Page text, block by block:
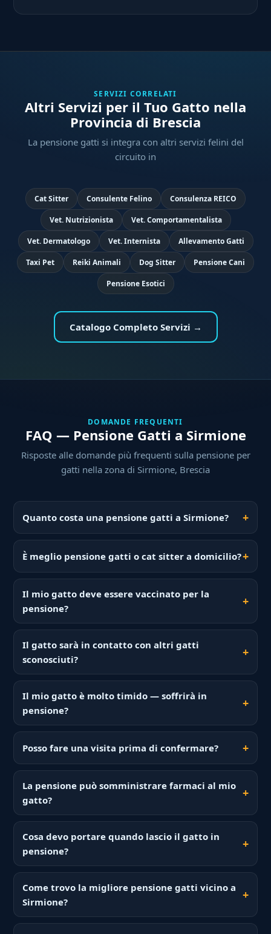
SERVIZI CORRELATI
Altri Servizi per il Tuo Gatto nella
Provincia di Brescia
La pensione gatti si integra con altri servizi felini del
circuito in
Cat Sitter Consulente Felino Consulenza REICO
Vet. Nutrizionista Vet. Comportamentalista
Vet. Dermatologo Vet. Internista Allevamento Gatti
Taxi Pet Reiki Animali Dog Sitter Pensione Cani
Pensione Esotici
Catalogo Completo Servizi →
DOMANDE FREQUENTI
FAQ — Pensione Gatti a Sirmione
Risposte alle domande più frequenti sulla pensione per
gatti nella zona di Sirmione, Brescia
Quanto costa una pensione gatti a Sirmione?
È meglio pensione gatti o cat sitter a domicilio?
Il mio gatto deve essere vaccinato per la
pensione?
Il gatto sarà in contatto con altri gatti
sconosciuti?
Il mio gatto è molto timido — soffrirà in
pensione?
Posso fare una visita prima di confermare?
La pensione può somministrare farmaci al mio
gatto?
Cosa devo portare quando lascio il gatto in
pensione?
Come trovo la migliore pensione gatti vicino a
Sirmione?